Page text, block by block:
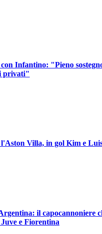
Infantino: "Pieno
privati"
Villa, in gol Kim e
il capocannoniere
e Fiorentina